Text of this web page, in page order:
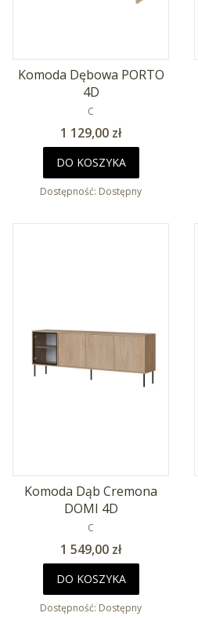
Komoda Dębowa PORTO
4D
PRODUCENT
C
Cena
1 129,00 zł
DO KOSZYKA
Dostępność: Dostępny
Komoda Dąb Cremona
DOMI 4D
PRODUCENT
C
Cena
1 549,00 zł
DO KOSZYKA
Dostępność: Dostępny